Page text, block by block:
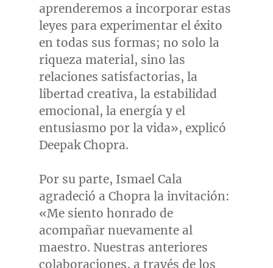
aprenderemos a incorporar estas
leyes para experimentar el éxito
en todas sus formas; no solo la
riqueza material, sino las
relaciones satisfactorias, la
libertad creativa, la estabilidad
emocional, la energía y el
entusiasmo por la vida», explicó
Deepak Chopra.
Por su parte, Ismael Cala
agradeció a Chopra la invitación:
«Me siento honrado de
acompañar nuevamente al
maestro. Nuestras anteriores
colaboraciones, a través de los